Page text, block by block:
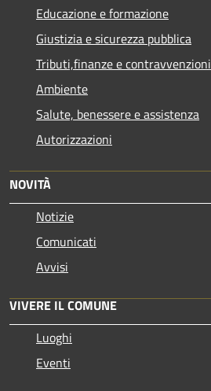
Educazione e formazione
Giustizia e sicurezza pubblica
Tributi,finanze e contravvenzioni
Ambiente
Salute, benessere e assistenza
Autorizzazioni
NOVITÀ
Notizie
Comunicati
Avvisi
VIVERE IL COMUNE
Luoghi
Eventi